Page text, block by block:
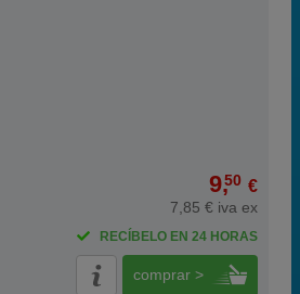
9,50 €
7,85 € iva ex
RECÍBELO EN 24 HORAS
comprar >